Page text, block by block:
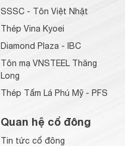
SSSC - Tôn Việt Nhật
Thép Vina Kyoei
Diamond Plaza - IBC
Tôn mạ VNSTEEL Thăng
Long
Thép Tấm Lá Phú Mỹ - PFS
Quan hệ cổ đông
Tin tức cổ đông